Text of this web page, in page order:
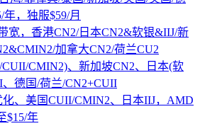
年，独服$59/月
宽，香港CN2/日本CN2&软银&IIJ/新
加拿大CN2/荷兰CU2
CUII/CMIN2)、新加坡CN2、日本(软
德国/荷兰/CN2+CUII
化、美国CUII/CMIN2、日本IIJ，AMD
$15/年